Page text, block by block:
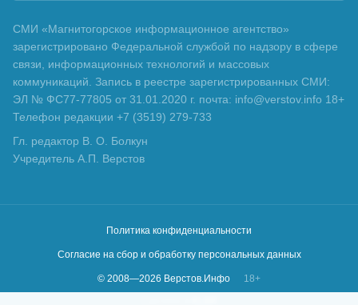
СМИ «Магнитогорское информационное агентство»
зарегистрировано Федеральной службой по надзору в сфере
связи, информационных технологий и массовых
коммуникаций. Запись в реестре зарегистрированных СМИ:
ЭЛ № ФС77-77805 от 31.01.2020 г. почта: info@verstov.info 18+
Телефон редакции +7 (3519) 279-733
Гл. редактор В. О. Болкун
Учредитель А.П. Верстов
Политика конфиденциальности
Согласие на сбор и обработку персональных данных
© 2008—2026 Верстов.Инфо
18+